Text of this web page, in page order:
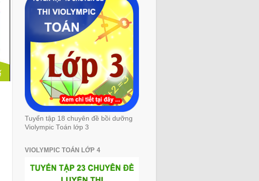
Tuyển tập 18 chuyên đề bồi dưỡng
Violympic Toán lớp 3
VIOLYMPIC TOÁN LỚP 4